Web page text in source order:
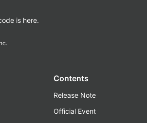
is here.
Contents
Release Note
Official Event